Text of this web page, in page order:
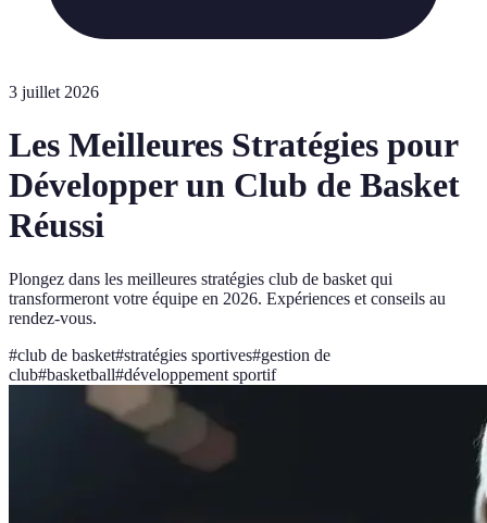
3 juillet 2026
Les Meilleures Stratégies pour
Développer un Club de Basket
Réussi
Plongez dans les meilleures stratégies club de basket qui
transformeront votre équipe en 2026. Expériences et conseils au
rendez-vous.
#club de basket#stratégies sportives#gestion de
club#basketball#développement sportif